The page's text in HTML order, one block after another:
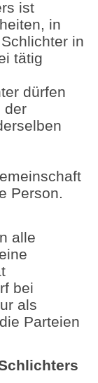
ist
in
in
tätig
dürfen
der
Person.
alle
bei
als
Parteien